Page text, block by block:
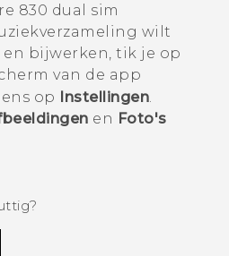
830 dual sim
wilt
bijwerken, tik je op
van de app
op Instellingen.
en Foto's